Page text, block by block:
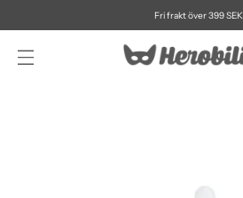
Fri frakt över 399 SEK